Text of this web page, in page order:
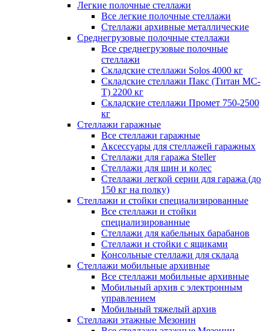
Легкие полочные стеллажи
Все легкие полочные стеллажи
Стеллажи архивные металлические
Среднегрузовые полочные стеллажи
Все среднегрузовые полочные
стеллажи
Складские стеллажи Solos 4000 кг
Складские стеллажи Пакс (Титан МС-
Т) 2200 кг
Складские стеллажи Промет 750-2500
кг
Стеллажи гаражные
Все стеллажи гаражные
Аксессуары для стеллажей гаражных
Стеллажи для гаража Steller
Стеллажи для шин и колес
Стеллажи легкой серии для гаража (до
150 кг на полку)
Стеллажи и стойки специализированные
Все стеллажи и стойки
специализированные
Стеллажи для кабельных барабанов
Стеллажи и стойки с ящиками
Консольные стеллажи для склада
Стеллажи мобильные архивные
Все стеллажи мобильные архивные
Мобильный архив с электронным
управлением
Мобильный тяжелый архив
Стеллажи этажные Мезонин